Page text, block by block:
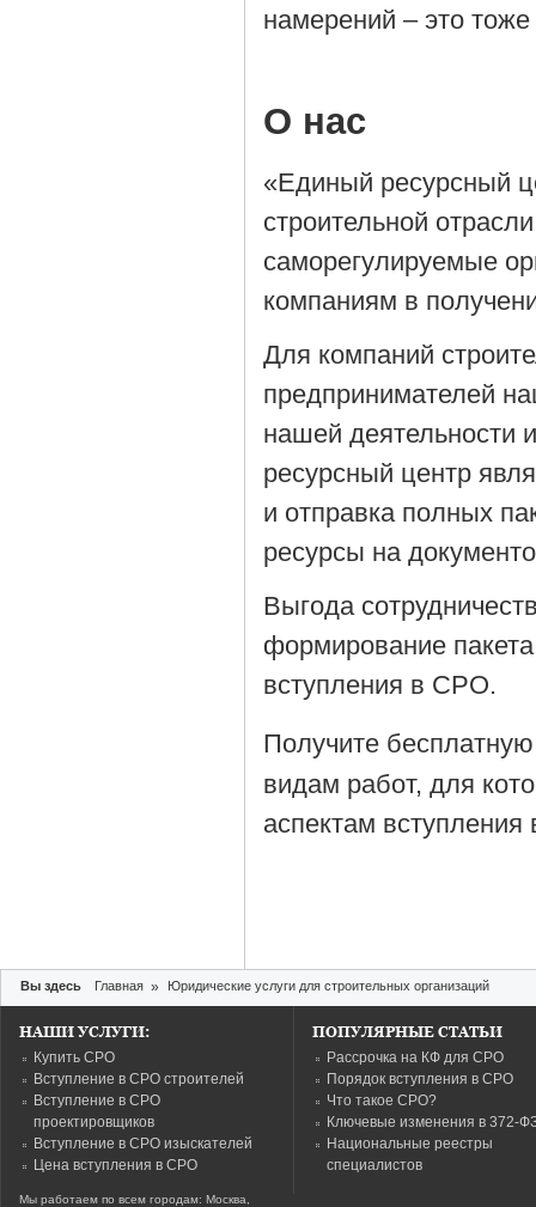
намерений – это
О нас
«Единый ресурсный
строительной
саморегулируемые
компаниям в
Для компаний
предпринимателей
нашей деятельности
ресурсный центр
и отправка полных
ресурсы на
Выгода
формирование
вступления в СРО.
Получите
видам работ, для
аспектам
Вы здесь Главная » Юридические услуги для строительных организаций
НАШИ УСЛУГИ:
Купить СРО
Вступление в СРО строителей
Вступление в СРО
проектировщиков
Вступление в СРО изыскателей
Цена вступления в СРО
Мы работаем по всем городам: Москва,
ПОПУЛЯРНЫЕ СТАТЬИ
Рассрочка на КФ для СРО
Порядок вступления в СРО
Что такое СРО?
Ключевые изменения в 372-
Национальные реестры
специалистов